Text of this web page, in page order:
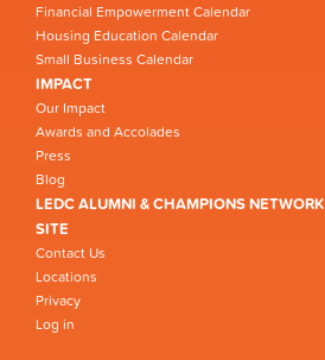
Financial Empowerment Calendar
Housing Education Calendar
Small Business Calendar
IMPACT
Our Impact
Awards and Accolades
Press
Blog
LEDC ALUMNI & CHAMPIONS NETWORK
SITE
Contact Us
Locations
Privacy
Log in